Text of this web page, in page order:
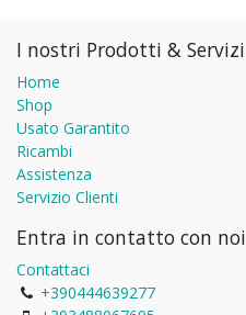
I nostri Prodotti & Servizi
Home
Shop
Usato Garantito
Ricambi
Assistenza
Servizio Clienti
Entra in contatto con noi
Contattaci
+390444639277